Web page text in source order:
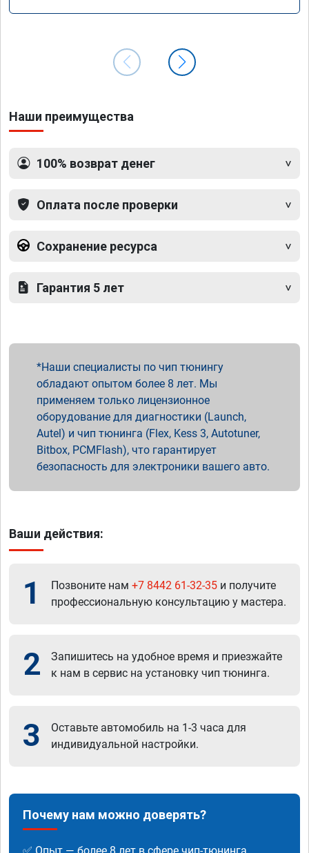
Наши преимущества
100% возврат денег
Оплата после проверки
Сохранение ресурса
Гарантия 5 лет
Наши специалисты по чип тюнингу
обладают опытом более 8 лет. Мы
применяем только лицензионное
оборудование для диагностики (Launch,
Autel) и чип тюнинга (Flex, Kess 3, Autotuner,
Bitbox, PCMFlash), что гарантирует
безопасность для электроники вашего авто.
Ваши действия:
1 Позвоните нам +7 8442 61-32-35 и получите
профессиональную консультацию у мастера.
2
Запишитесь на удобное время и приезжайте
к нам в сервис на установку чип тюнинга.
3
Оставьте автомобиль на 1-3 часа для
индивидуальной настройки.
Почему нам можно доверять?